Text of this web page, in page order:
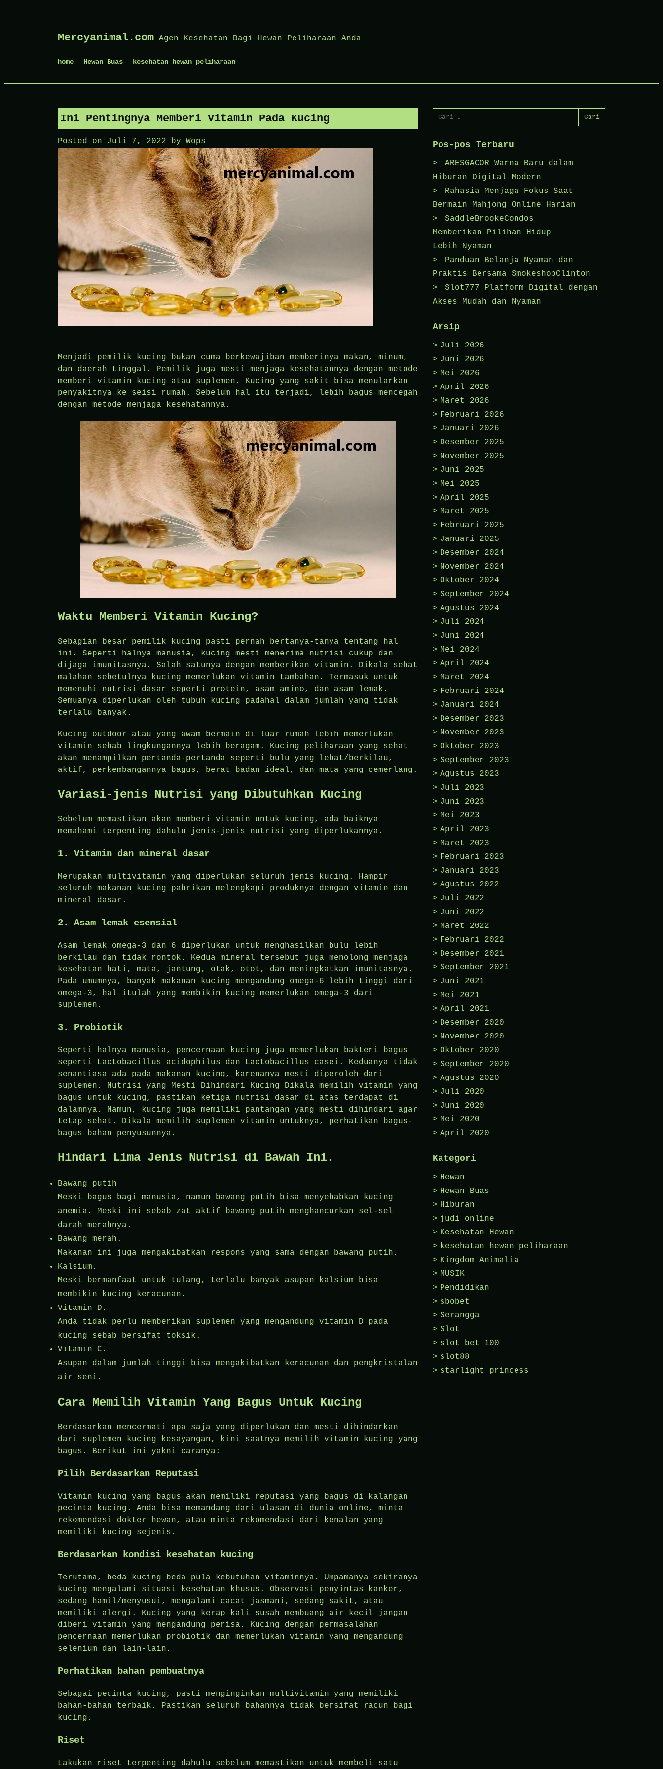
Mercyanimal.com Agen Kesehatan Bagi Hewan Peliharaan Anda
home Hewan Buas kesehatan hewan peliharaan
Ini Pentingnya Memberi Vitamin Pada Kucing
Posted on Juli 7, 2022 by Wops
Menjadi pemilik kucing bukan cuma berkewajiban memberinya makan, minum,
dan daerah tinggal. Pemilik juga mesti menjaga kesehatannya dengan metode
memberi vitamin kucing atau suplemen. Kucing yang sakit bisa menularkan
penyakitnya ke seisi rumah. Sebelum hal itu terjadi, lebih bagus mencegah
dengan metode menjaga kesehatannya.
Waktu Memberi Vitamin Kucing?
Sebagian besar pemilik kucing pasti pernah bertanya-tanya tentang hal
ini. Seperti halnya manusia, kucing mesti menerima nutrisi cukup dan
dijaga imunitasnya. Salah satunya dengan memberikan vitamin. Dikala sehat
malahan sebetulnya kucing memerlukan vitamin tambahan. Termasuk untuk
memenuhi nutrisi dasar seperti protein, asam amino, dan asam lemak.
Semuanya diperlukan oleh tubuh kucing padahal dalam jumlah yang tidak
terlalu banyak.
Kucing outdoor atau yang awam bermain di luar rumah lebih memerlukan
vitamin sebab lingkungannya lebih beragam. Kucing peliharaan yang sehat
akan menampilkan pertanda-pertanda seperti bulu yang lebat/berkilau,
aktif, perkembangannya bagus, berat badan ideal, dan mata yang cemerlang.
Variasi-jenis Nutrisi yang Dibutuhkan Kucing
Sebelum memastikan akan memberi vitamin untuk kucing, ada baiknya
memahami terpenting dahulu jenis-jenis nutrisi yang diperlukannya.
1. Vitamin dan mineral dasar
Merupakan multivitamin yang diperlukan seluruh jenis kucing. Hampir
seluruh makanan kucing pabrikan melengkapi produknya dengan vitamin dan
mineral dasar.
2. Asam lemak esensial
Asam lemak omega-3 dan 6 diperlukan untuk menghasilkan bulu lebih
berkilau dan tidak rontok. Kedua mineral tersebut juga menolong menjaga
kesehatan hati, mata, jantung, otak, otot, dan meningkatkan imunitasnya.
Pada umumnya, banyak makanan kucing mengandung omega-6 lebih tinggi dari
omega-3, hal itulah yang membikin kucing memerlukan omega-3 dari
suplemen.
3. Probiotik
Seperti halnya manusia, pencernaan kucing juga memerlukan bakteri bagus
seperti Lactobacillus acidophilus dan Lactobacillus casei. Keduanya tidak
senantiasa ada pada makanan kucing, karenanya mesti diperoleh dari
suplemen. Nutrisi yang Mesti Dihindari Kucing Dikala memilih vitamin yang
bagus untuk kucing, pastikan ketiga nutrisi dasar di atas terdapat di
dalamnya. Namun, kucing juga memiliki pantangan yang mesti dihindari agar
tetap sehat. Dikala memilih suplemen vitamin untuknya, perhatikan bagus-
bagus bahan penyusunnya.
Hindari Lima Jenis Nutrisi di Bawah Ini.
Bawang putih
Meski bagus bagi manusia, namun bawang putih bisa menyebabkan kucing
anemia. Meski ini sebab zat aktif bawang putih menghancurkan sel-sel
darah merahnya.
Bawang merah.
Makanan ini juga mengakibatkan respons yang sama dengan bawang putih.
Kalsium.
Meski bermanfaat untuk tulang, terlalu banyak asupan kalsium bisa
membikin kucing keracunan.
Vitamin D.
Anda tidak perlu memberikan suplemen yang mengandung vitamin D pada
kucing sebab bersifat toksik.
Vitamin C.
Asupan dalam jumlah tinggi bisa mengakibatkan keracunan dan pengkristalan
air seni.
Cara Memilih Vitamin Yang Bagus Untuk Kucing
Berdasarkan mencermati apa saja yang diperlukan dan mesti dihindarkan
dari suplemen kucing kesayangan, kini saatnya memilih vitamin kucing yang
bagus. Berikut ini yakni caranya:
Pilih Berdasarkan Reputasi
Vitamin kucing yang bagus akan memiliki reputasi yang bagus di kalangan
pecinta kucing. Anda bisa memandang dari ulasan di dunia online, minta
rekomendasi dokter hewan, atau minta rekomendasi dari kenalan yang
memiliki kucing sejenis.
Berdasarkan kondisi kesehatan kucing
Terutama, beda kucing beda pula kebutuhan vitaminnya. Umpamanya sekiranya
kucing mengalami situasi kesehatan khusus. Observasi penyintas kanker,
sedang hamil/menyusui, mengalami cacat jasmani, sedang sakit, atau
memiliki alergi. Kucing yang kerap kali susah membuang air kecil jangan
diberi vitamin yang mengandung perisa. Kucing dengan permasalahan
pencernaan memerlukan probiotik dan memerlukan vitamin yang mengandung
selenium dan lain-lain.
Perhatikan bahan pembuatnya
Sebagai pecinta kucing, pasti menginginkan multivitamin yang memiliki
bahan-bahan terbaik. Pastikan seluruh bahannya tidak bersifat racun bagi
kucing.
Riset
Lakukan riset terpenting dahulu sebelum memastikan untuk membeli satu
Cari
untuk:
Pos-pos Terbaru
ARESGACOR Warna Baru dalam
Hiburan Digital Modern
Rahasia Menjaga Fokus Saat
Bermain Mahjong Online Harian
SaddleBrookeCondos
Memberikan Pilihan Hidup
Lebih Nyaman
Panduan Belanja Nyaman dan
Praktis Bersama SmokeshopClinton
Slot777 Platform Digital dengan
Akses Mudah dan Nyaman
Arsip
Juli 2026
Juni 2026
Mei 2026
April 2026
Maret 2026
Februari 2026
Januari 2026
Desember 2025
November 2025
Juni 2025
Mei 2025
April 2025
Maret 2025
Februari 2025
Januari 2025
Desember 2024
November 2024
Oktober 2024
September 2024
Agustus 2024
Juli 2024
Juni 2024
Mei 2024
April 2024
Maret 2024
Februari 2024
Januari 2024
Desember 2023
November 2023
Oktober 2023
September 2023
Agustus 2023
Juli 2023
Juni 2023
Mei 2023
April 2023
Maret 2023
Februari 2023
Januari 2023
Agustus 2022
Juli 2022
Juni 2022
Maret 2022
Februari 2022
Desember 2021
September 2021
Juni 2021
Mei 2021
April 2021
Desember 2020
November 2020
Oktober 2020
September 2020
Agustus 2020
Juli 2020
Juni 2020
Mei 2020
April 2020
Kategori
Hewan
Hewan Buas
Hiburan
judi online
Kesehatan Hewan
kesehatan hewan peliharaan
Kingdom Animalia
MUSIK
Pendidikan
sbobet
Serangga
Slot
slot bet 100
slot88
starlight princess